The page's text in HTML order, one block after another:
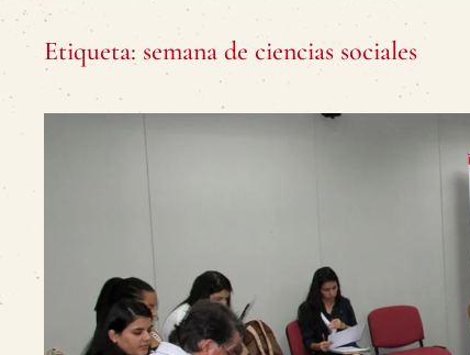
Etiqueta: semana de ciencias sociales